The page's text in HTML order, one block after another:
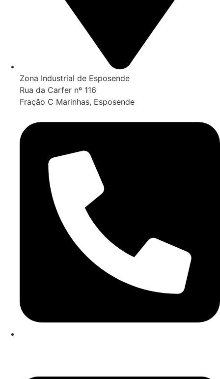
Zona Industrial de Esposende
Rua da Carfer nº 116
Fração C Marinhas, Esposende